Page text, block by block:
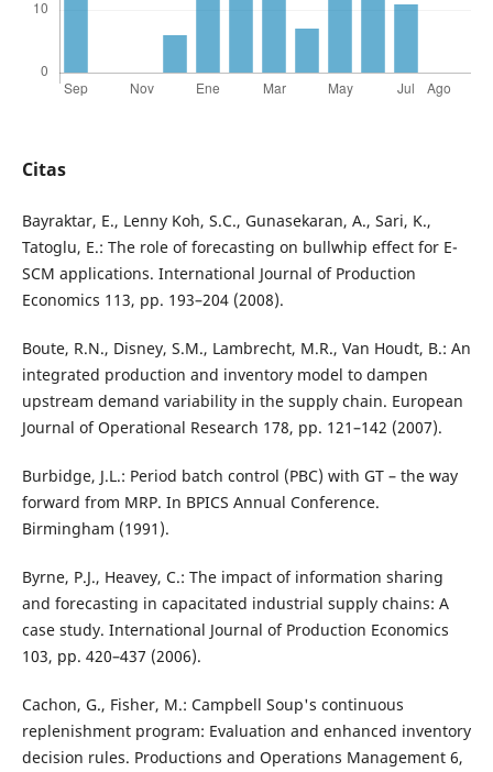
Citas
Bayraktar, E., Lenny Koh, S.C., Gunasekaran, A., Sari, K.,
Tatoglu, E.: The role of forecasting on bullwhip effect for E-
SCM applications. International Journal of Production
Economics 113, pp. 193–204 (2008).
Boute, R.N., Disney, S.M., Lambrecht, M.R., Van Houdt, B.: An
integrated production and inventory model to dampen
upstream demand variability in the supply chain. European
Journal of Operational Research 178, pp. 121–142 (2007).
Burbidge, J.L.: Period batch control (PBC) with GT – the way
forward from MRP. In BPICS Annual Conference.
Birmingham (1991).
Byrne, P.J., Heavey, C.: The impact of information sharing
and forecasting in capacitated industrial supply chains: A
case study. International Journal of Production Economics
103, pp. 420–437 (2006).
Cachon, G., Fisher, M.: Campbell Soup's continuous
replenishment program: Evaluation and enhanced inventory
decision rules. Productions and Operations Management 6,